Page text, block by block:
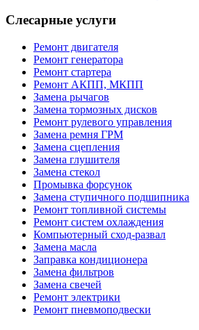
Слесарные услуги
Ремонт двигателя
Ремонт генератора
Ремонт стартера
Ремонт АКПП, МКПП
Замена рычагов
Замена тормозных дисков
Ремонт рулевого управления
Замена ремня ГРМ
Замена сцепления
Замена глушителя
Замена стекол
Промывка форсунок
Замена ступичного подшипника
Ремонт топливной системы
Ремонт систем охлаждения
Компьютерный сход-развал
Замена масла
Заправка кондиционера
Замена фильтров
Замена свечей
Ремонт электрики
Ремонт пневмоподвески